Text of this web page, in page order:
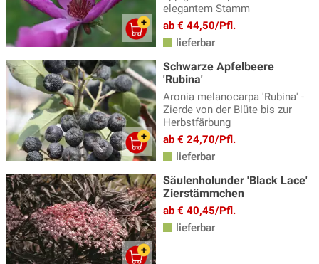
elegantem Stamm
ab € 44,50/Pfl.
lieferbar
Schwarze Apfelbeere
'Rubina'
Aronia melanocarpa 'Rubina' -
Zierde von der Blüte bis zur
Herbstfärbung
ab € 24,70/Pfl.
lieferbar
Säulenholunder 'Black Lace'
Zierstämmchen
ab € 40,45/Pfl.
lieferbar